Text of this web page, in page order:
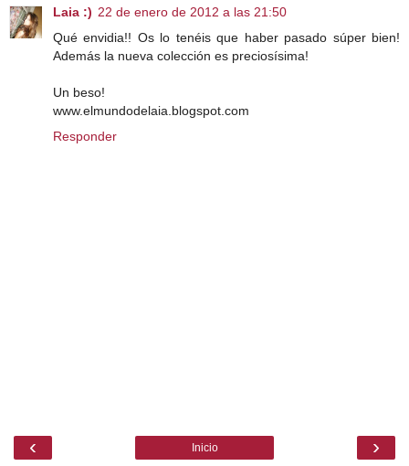
Laia :) 22 de enero de 2012 a las 21:50
Qué envidia!! Os lo tenéis que haber pasado súper bien!
Además la nueva colección es preciosísima!
Un beso!
www.elmundodelaia.blogspot.com
Responder
‹ ›
Inicio